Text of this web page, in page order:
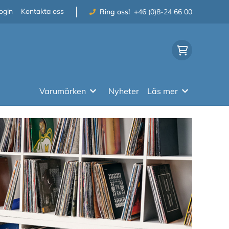
Kontakta oss Ring oss! +46 (0)8-24 66 00
Varumärken Nyheter Läs mer